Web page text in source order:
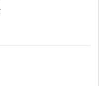
娠合併症発症のメカニズム
質